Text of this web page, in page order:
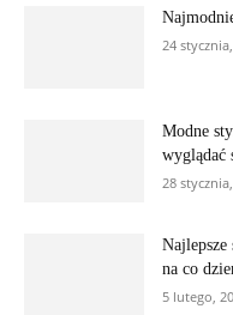
24
Modne
wyglądać
28
na co
5 lutego,